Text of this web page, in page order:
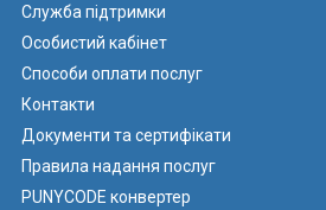
Служба підтримки
Особистий кабінет
Способи оплати послуг
Контакти
Документи та сертифікати
Правила надання послуг
PUNYCODE конвертер